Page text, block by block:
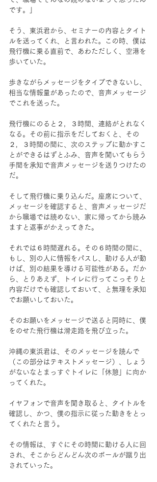
です。」
そう、東浜君から、セミナーの内容とタイト
ルを送ってくれ、と言われた。この時、僕は
飛行機に乗る直前で、あわただしく、空港を
歩いていた。
歩きながらメッセージをタイプできないし、
相当な情報量があったので、音声メッセージ
でこれを送った。
飛行機にのると２，３時間、連絡がとれなく
なる。その前に指示をだしておくと、その
２，３時間の間に、次のステップに動かすこ
とができるはずとふみ、音声を聞いてもらう
手間を承知で音声メッセージを送りつけたの
だ。
そして飛行機に乗り込んだ。座席について、
メッセージを確認すると、音声メッセージだ
から職場では読めない、家に帰ってから読み
ますと返事がかえってきた。
それでは６時間遅れる。その６時間の間に、
もし、別の人に情報をパスし、動ける人が動
けば、別の結果を導ける可能性がある。だか
ら、とりあえず、トイレに行ってこっそりと
内容だけでも確認しておいて、と無理を承知
でお願いしておいた。
そのお願いをメッセージで送ると同時に、僕
をのせた飛行機は滑走路を飛び立った。
沖縄の東浜君は、そのメッセージを読んで
（この部分はテキストメッセージ）、しょう
がないなとまっすぐトイレに「休憩」に向か
ってくれた。
イヤフォンで音声を聞き取ると、タイトルを
確認し、かつ、僕の指示に従った動きをとっ
てくれたと言う。
その情報は、すぐにその時間に動ける人に回
され、そこからどんどん次のボールが蹴り出
されていった。